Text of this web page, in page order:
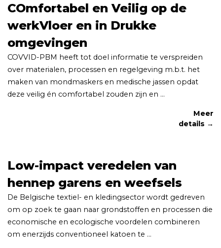
COmfortabel en Veilig op de
werkVloer en in Drukke
omgevingen
COVVID-PBM heeft tot doel informatie te verspreiden
over materialen, processen en regelgeving m.b.t. het
maken van mondmaskers en medische jassen opdat
deze veilig én comfortabel zouden zijn en ...
Meer
details →
Low-impact veredelen van
hennep garens en weefsels
De Belgische textiel- en kledingsector wordt gedreven
om op zoek te gaan naar grondstoffen en processen die
economische en ecologische voordelen combineren
om enerzijds conventioneel katoen te ...